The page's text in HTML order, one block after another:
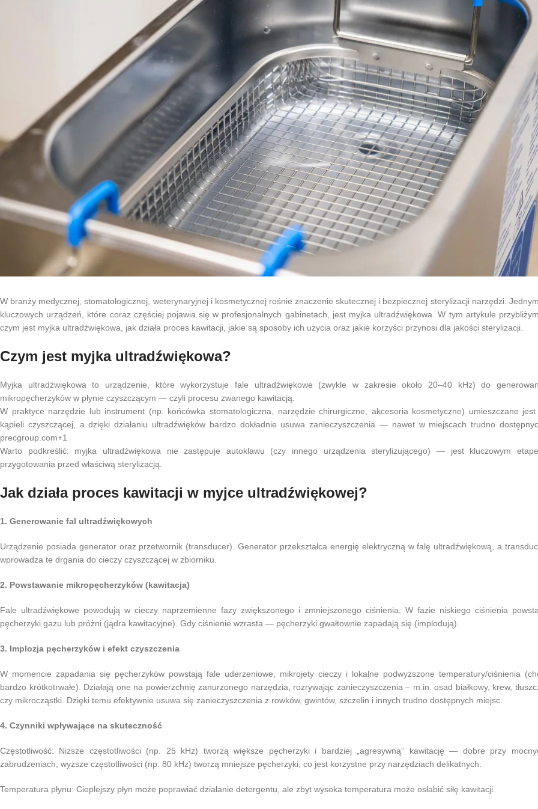
W branży medycznej, stomatologicznej, weterynaryjnej i kosmetycznej rośnie znaczenie skutecznej i bezpiecznej sterylizacji narzędzi.
kluczowych urządzeń, które coraz częściej pojawia się w profesjonalnych gabinetach, jest myjka ultradźwiękowa. W tym artykule
czym jest myjka ultradźwiękowa, jak działa proces kawitacji, jakie są sposoby ich użycia oraz jakie korzyści przynosi dla jakości sterylizacji.
Czym jest myjka ultradźwiękowa?
Myjka ultradźwiękowa to urządzenie, które wykorzystuje fale ultradźwiękowe (zwykle w zakresie około 20–40 kHz) do
mikropęcherzyków w płynie czyszczącym — czyli procesu zwanego kawitacją.
W praktyce narzędzie lub instrument (np. końcówka stomatologiczna, narzędzie chirurgiczne, akcesoria kosmetyczne) umieszczane
kąpieli czyszczącej, a dzięki działaniu ultradźwięków bardzo dokładnie usuwa zanieczyszczenia — nawet w miejscach trudno
precgroup.com+1
Warto podkreślić: myjka ultradźwiękowa nie zastępuje autoklawu (czy innego urządzenia sterylizującego) — jest kluczowym
przygotowania przed właściwą sterylizacją.
Jak działa proces kawitacji w myjce ultradźwiękowej?
1. Generowanie fal ultradźwiękowych
Urządzenie posiada generator oraz przetwornik (transducer). Generator przekształca energię elektryczną w falę ultradźwiękową, a
wprowadza te drgania do cieczy czyszczącej w zbiorniku.
2. Powstawanie mikropęcherzyków (kawitacja)
Fale ultradźwiękowe powodują w cieczy naprzemienne fazy zwiększonego i zmniejszonego ciśnienia. W fazie niskiego ciśnienia
pęcherzyki gazu lub próżni (jądra kawitacyjne). Gdy ciśnienie wzrasta — pęcherzyki gwałtownie zapadają się (implodują).
3. Implozja pęcherzyków i efekt czyszczenia
W momencie zapadania się pęcherzyków powstają fale uderzeniowe, mikrojety cieczy i lokalne podwyższone temperatury/ciśnienia
bardzo krótkotrwałe). Działają one na powierzchnię zanurzonego narzędzia, rozrywając zanieczyszczenia – m.in. osad białkowy, krew,
czy mikrocząstki. Dzięki temu efektywnie usuwa się zanieczyszczenia z rowków, gwintów, szczelin i innych trudno dostępnych miejsc.
4. Czynniki wpływające na skuteczność
Częstotliwość: Niższe częstotliwości (np. 25 kHz) tworzą większe pęcherzyki i bardziej „agresywną” kawitację — dobre przy
zabrudzeniach; wyższe częstotliwości (np. 80 kHz) tworzą mniejsze pęcherzyki, co jest korzystne przy narzędziach delikatnych.
Temperatura płynu: Cieplejszy płyn może poprawiać działanie detergentu, ale zbyt wysoka temperatura może osłabić siłę kawitacji.